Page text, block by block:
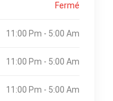
Fermé
11:00 Pm - 5:00 Am
11:00 Pm - 5:00 Am
11:00 Pm - 5:00 Am